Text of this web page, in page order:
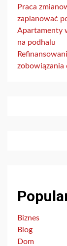
Praca
zaplanować
Apartamenty
na podhalu
zobowiązania
Biznes
Blog
Dom